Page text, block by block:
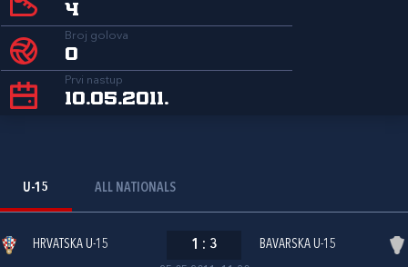
4
Broj golova
0
Prvi nastup
10.05.2011.
U-15 ALL NATIONALS
HRVATSKA U-15 1 : 3 BAVARSKA U-15